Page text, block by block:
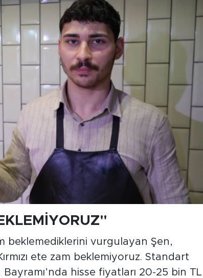
beklemediklerini vurgulayan Şen,
ete zam beklemiyoruz. Standart
hisse fiyatları 20-25 bin TL